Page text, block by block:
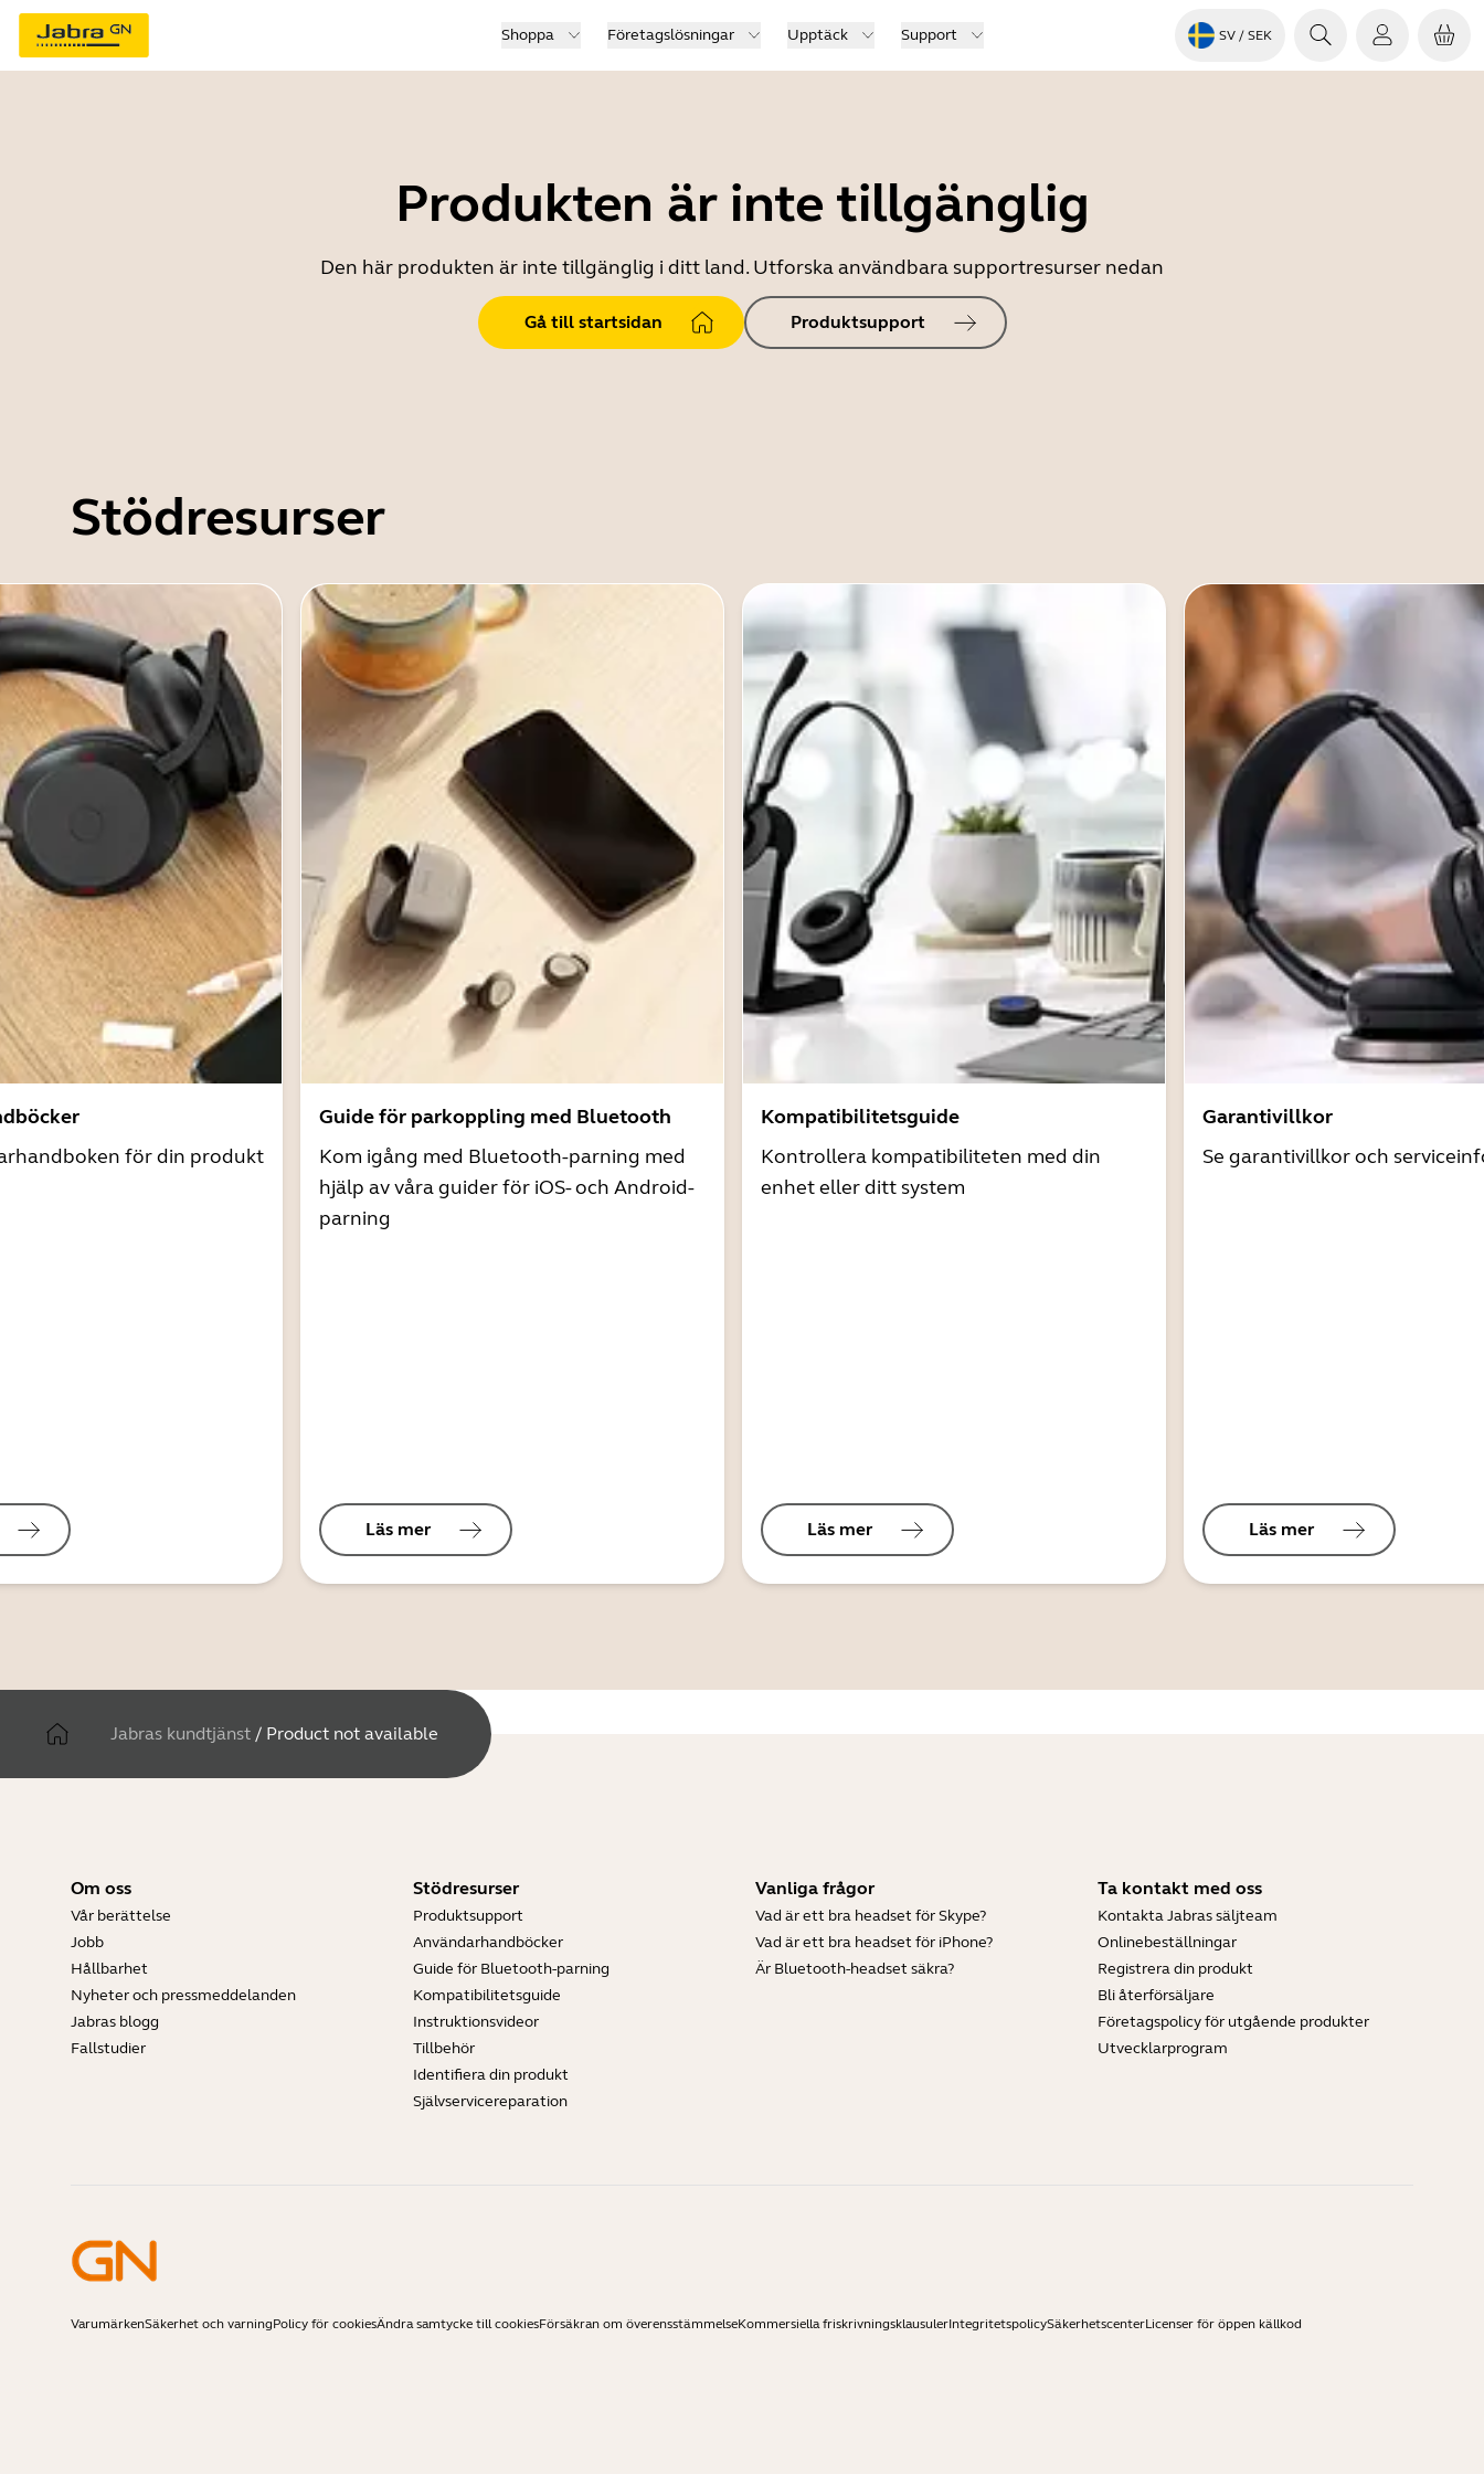
Shoppa Företagslösningar Upptäck Support SV / SEK
Produkten är inte tillgänglig
Den här produkten är inte tillgänglig i ditt land. Utforska användbara supportresurser nedan
Gå till startsidan Produktsupport
Stödresurser
för din produkt
Guide för parkoppling med Bluetooth
Kom igång med Bluetooth-parning med
hjälp av våra guider för iOS- och Android-
parning
Läs mer
Kompatibilitetsguide
Kontrollera kompatibiliteten med din
enhet eller ditt system
Läs mer
Garantivillkor
Se garantivillkor och
Läs mer
Jabras kundtjänst / Product not available
Om oss
Vår berättelse
Jobb
Hållbarhet
Nyheter och pressmeddelanden
Jabras blogg
Fallstudier
Stödresurser
Produktsupport
Användarhandböcker
Guide för Bluetooth-parning
Kompatibilitetsguide
Instruktionsvideor
Tillbehör
Identifiera din produkt
Självservicereparation
Vanliga frågor
Vad är ett bra headset för Skype?
Vad är ett bra headset för iPhone?
Är Bluetooth-headset säkra?
Ta kontakt med oss
Kontakta Jabras säljteam
Onlinebeställningar
Registrera din produkt
Bli återförsäljare
Företagspolicy för utgående produkter
Utvecklarprogram
VarumärkenSäkerhet och varningPolicy för cookiesÄndra samtycke till cookiesFörsäkran om överensstämmelseKommersiella friskrivningsklausulerIntegritetspolicySäkerhetscenterLicenser för öppen källkod